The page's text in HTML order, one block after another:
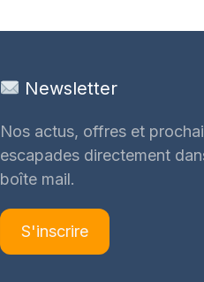
Newsletter
Nos actus, offres et
escapades directement
boîte mail.
S'inscrire